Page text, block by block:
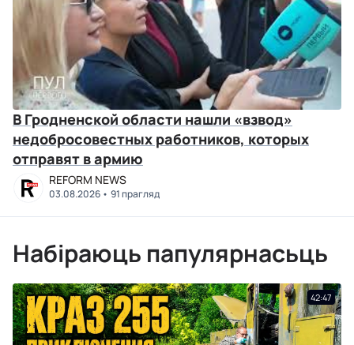
В Гродненской области нашли «взвод»
недобросовестных работников, которых
отправят в армию
REFORM NEWS
03.08.2026 91 прагляд
Набіраюць папулярнасьць
42:47